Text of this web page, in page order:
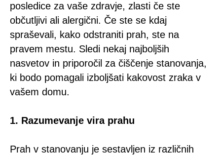
posledice za vaše zdravje, zlasti če ste
občutljivi ali alergični. Če ste se kdaj
spraševali, kako odstraniti prah, ste na
pravem mestu. Sledi nekaj najboljših
nasvetov in priporočil za čiščenje stanovanja,
ki bodo pomagali izboljšati kakovost zraka v
vašem domu.
1. Razumevanje vira prahu
Prah v stanovanju je sestavljen iz različnih